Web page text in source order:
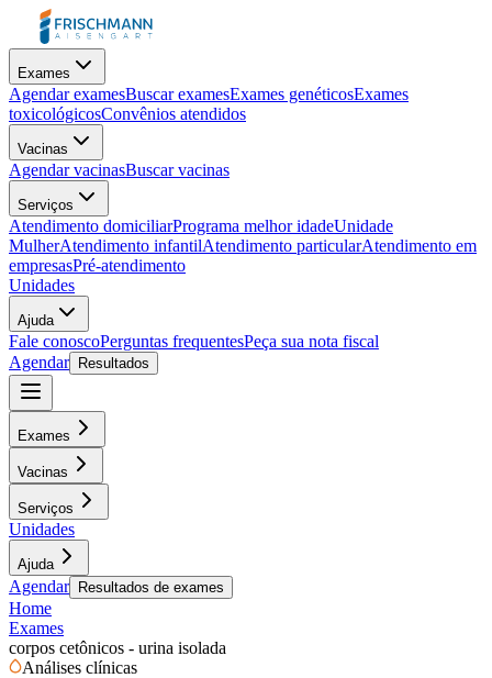
Exames
Agendar examesBuscar examesExames genéticosExames
toxicológicosConvênios atendidos
Vacinas
Agendar vacinasBuscar vacinas
Serviços
Atendimento domiciliarPrograma melhor idadeUnidade
MulherAtendimento infantilAtendimento particularAtendimento em
empresasPré-atendimento
Unidades
Ajuda
Fale conoscoPerguntas frequentesPeça sua nota fiscal
Agendar
Resultados
Exames
Vacinas
Serviços
Unidades
Ajuda
Agendar Resultados de exames
Home
Exames
corpos cetônicos - urina isolada
Análises clínicas